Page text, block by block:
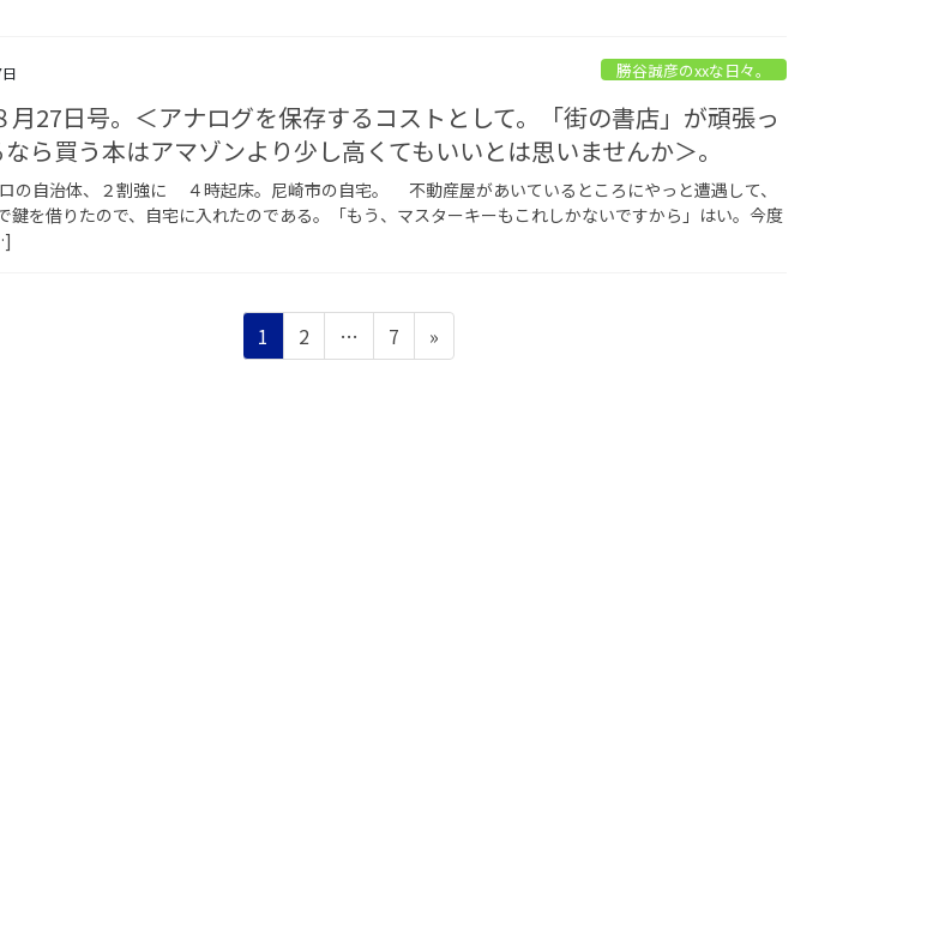
勝谷誠彦のxxな日々。
月27日号。＜アナログを保存するコストとして。「街の書店」が頑張っ
ら買う本はアマゾンより少し高くてもいいとは思いませんか＞。
の自治体、２割強に ４時起床。尼崎市の自宅。 不動産屋があいているところにやっと遭遇して、
鍵を借りたので、自宅に入れたのである。「もう、マスターキーもこれしかないですから」はい。今度
ペ
ー
1
ペ
ー
2 …
ペ
ー
7 »